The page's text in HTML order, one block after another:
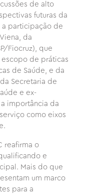
de alto
futuras da
a participação de
da
Fiocruz), que
de práticas
de Saúde, e da
Secretaria de
e ex-
importância da
como eixos
reafirma o
e
Mais do que
um marco
para a